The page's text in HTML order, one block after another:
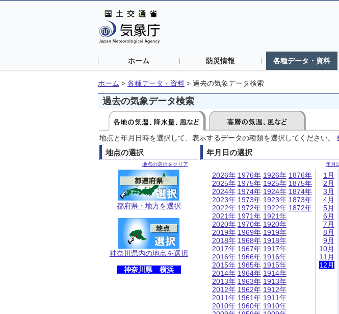
ホーム 防災情報 各種データ・資料
ホーム > 各種データ・資料 > 過去の気象データ検索
過去の気象データ検索
地点と年月日時を選択して、表示するデータの種類を選択してください。
地点の選択
地点の選択をクリア
都府県・地方を選択
神奈川県内の地点を選択
神奈川県 横浜
年月日の選択
年月
2026年
2025年
2024年
2023年
2022年
2021年
2020年
2019年
2018年
2017年
2016年
2015年
2014年
2013年
2012年
2011年
2010年
1976年
1975年
1974年
1973年
1972年
1971年
1970年
1969年
1968年
1967年
1966年
1965年
1964年
1963年
1962年
1961年
1960年
1926年
1925年
1924年
1923年
1922年
1921年
1920年
1919年
1918年
1917年
1916年
1915年
1914年
1913年
1912年
1911年
1910年
1876年
1875年
1874年
1873年
1872年
1月
2月
3月
4月
5月
6月
7月
8月
9月
10月
11月
12月